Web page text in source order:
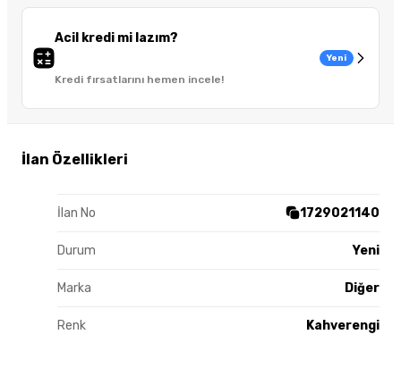
Acil kredi mi lazım?
Kredi fırsatlarını hemen incele!
Yeni
İlan Özellikleri
İlan No 1729021140
Durum Yeni
Marka Diğer
Renk Kahverengi